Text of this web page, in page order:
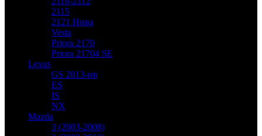
2115
2121 Нива
Vesta
Priora 2170
Priora 21704 SE
Lexus
GS 2013-нв
ES
IS
NX
Mazda
3 (2003-2008)